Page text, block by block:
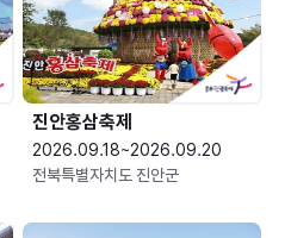
진안홍삼축제
2026.09.18~2026.09.20
전북특별자치도 진안군